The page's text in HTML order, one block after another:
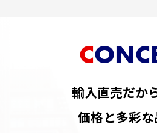
輸入直売だか
価格と多彩